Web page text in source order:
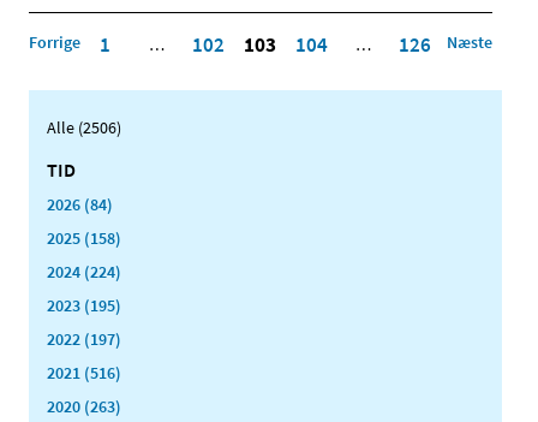
Forrige 1 … 102 103 104 … 126 Næste
Alle (2506)
TID
2026 (84)
2025 (158)
2024 (224)
2023 (195)
2022 (197)
2021 (516)
2020 (263)